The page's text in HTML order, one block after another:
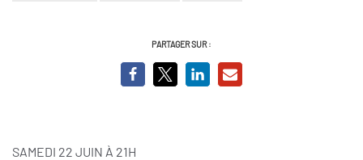
PARTAGER SUR :
SAMEDI 22 JUIN À 21H